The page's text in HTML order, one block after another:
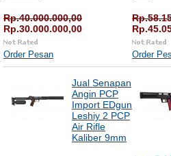
Rp.40.000.000,00
Rp.30.000.000,00
Order Pesan Order
Jual Senapan
Angin PCP
Import EDgun
Leshiy 2 PCP
Air Rifle
Kaliber 9mm